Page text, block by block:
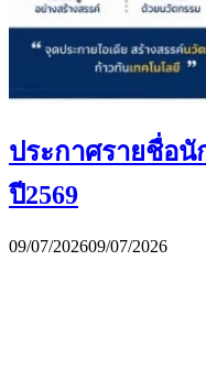
ประกาศรายชื่อนั
ปี2569
09/07/202609/07/2026